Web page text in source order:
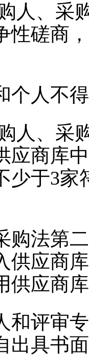
人、采
性磋商
人不得
人、采
应商库
少于3家
法第二
供应商
供应商
评审专
出具书